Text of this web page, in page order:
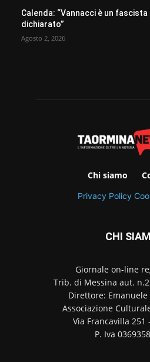
Calenda: “Vannacci è un fascista
dichiarato”
Agosto 2, 2026
Chi siamo
Privacy Policy
CHI
Giornale on-line
Trib. di Messina aut.
Direttore: Emanuele
Associazione
Via Francavilla 251
P. Iva